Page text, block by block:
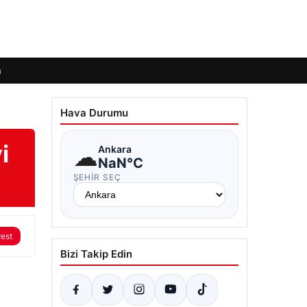
Hava Durumu
☁Ankara
NaN°C
ŞEHIR SEÇ
Bizi Takip Edin